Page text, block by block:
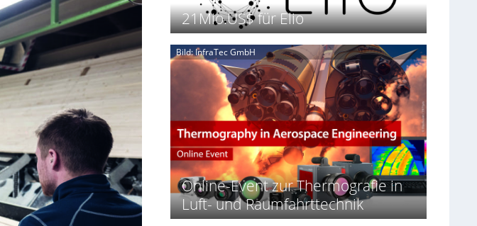
0
2
6
c
h
a
n
S
e
a
c
t
s
S
e
r
e
ä
s
e
n
z
i
n
M
E
A
-
R
e
g
i
o
a
g
‚
H
y
e
r
s
p
e
c
t
r
21Mio.US$ für Elio
Bild: InfraTec GmbH
Online-Event zur Thermografie in
Luft- und Raumfahrttechnik